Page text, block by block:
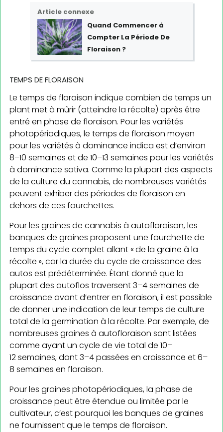
Article connexe
Quand Commencer à
Compter La Période De
Floraison ?
TEMPS DE FLORAISON
Le temps de floraison indique combien de temps un
plant met à mûrir (atteindre la récolte) après être
entré en phase de floraison. Pour les variétés
photopériodiques, le temps de floraison moyen
pour les variétés à dominance indica est d’environ
8–10 semaines et de 10–13 semaines pour les variétés
à dominance sativa. Comme la plupart des aspects
de la culture du cannabis, de nombreuses variétés
peuvent exhiber des périodes de floraison en
dehors de ces fourchettes.
Pour les graines de cannabis à autofloraison, les
banques de graines proposent une fourchette de
temps du cycle complet allant « de la graine à la
récolte », car la durée du cycle de croissance des
autos est prédéterminée. Étant donné que la
plupart des autoflos traversent 3–4 semaines de
croissance avant d’entrer en floraison, il est possible
de donner une indication de leur temps de culture
total de la germination à la récolte. Par exemple, de
nombreuses graines à autofloraison sont listées
comme ayant un cycle de vie total de 10–
12 semaines, dont 3–4 passées en croissance et 6–
8 semaines en floraison.
Pour les graines photopériodiques, la phase de
croissance peut être étendue ou limitée par le
cultivateur, c’est pourquoi les banques de graines
ne fournissent que le temps de floraison.